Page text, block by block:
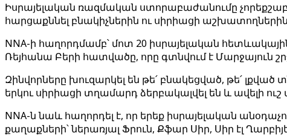
Իսրայելական ռազմական ստորաբաժանումը
հարցաքննել բնակիչներին ու սիրիացի
NNA-ի հաղորդմամբ՝ մոտ 20 իսրայելական
Ռեյհանա Բերի հատվածը, որը գտնվում է Մարջայուն
Զինվորները խուզարկել են թե՛ բնակեցված, թե՛
երկու սիրիացի տղամարդ ձերբակալվել են և ավելի
NNA-ն նաև հաղորդել է, որ երեք իսրայելական
քաղաքների՝ ներառյալ Ֆրուն, Քֆար Սիր, Սիր էլ